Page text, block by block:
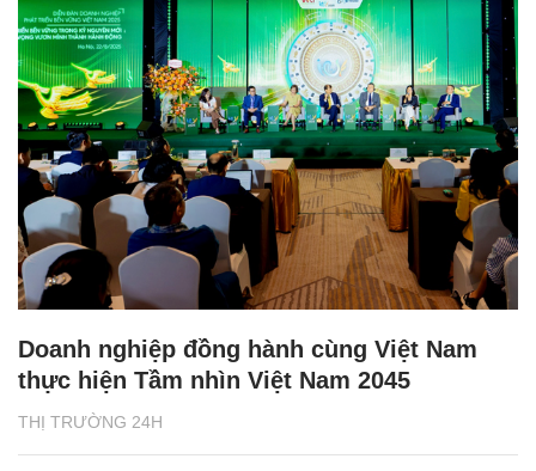
THỊ TRƯỜNG 24H
Doanh nghiệp đồng hành cùng Việt Nam
thực hiện Tầm nhìn Việt Nam 2045